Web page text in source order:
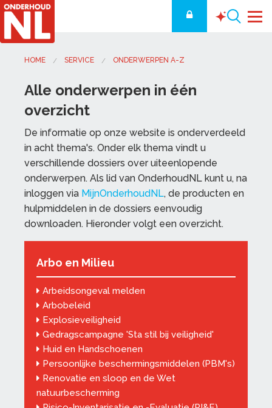
HOME SERVICE ONDERWERPEN A-Z
Alle onderwerpen in één
overzicht
De informatie op onze website is onderverdeeld
in acht thema's. Onder elk thema vindt u
verschillende dossiers over uiteenlopende
onderwerpen. Als lid van OnderhoudNL kunt u, na
inloggen via MijnOnderhoudNL, de producten en
hulpmiddelen in de dossiers eenvoudig
downloaden. Hieronder volgt een overzicht.
Arbo en Milieu
Arbeidsongeval melden
Arbobeleid
Explosieveiligheid
Gedragscampagne 'Sta stil bij veiligheid'
Huid en Handschoenen
Persoonlijke beschermingsmiddelen (PBM's)
Renovatie en sloop en de Wet
natuurbescherming